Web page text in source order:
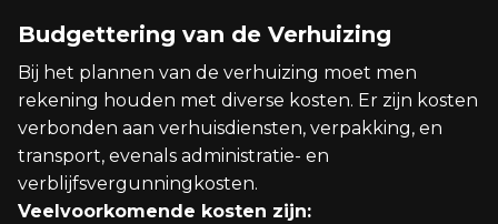
Budgettering van de Verhuizing
Bij het plannen van de verhuizing moet men
rekening houden met diverse kosten. Er zijn kosten
verbonden aan verhuisdiensten, verpakking, en
transport, evenals administratie- en
verblijfsvergunningkosten.
Veelvoorkomende kosten zijn: